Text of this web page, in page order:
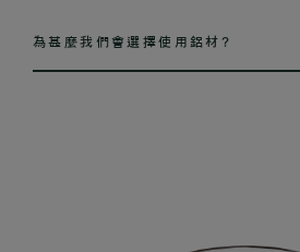
為甚麼我們會選擇使用鋁材?